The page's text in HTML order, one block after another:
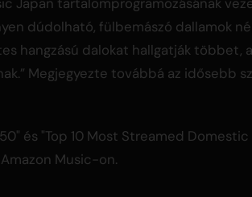
dúdolható, fülbemászó dallamok
hangzású dalokat hallgatják többet,
Megjegyezte továbbá az idősebb
és "Top 10 Most Streamed Domestic
Music-on.